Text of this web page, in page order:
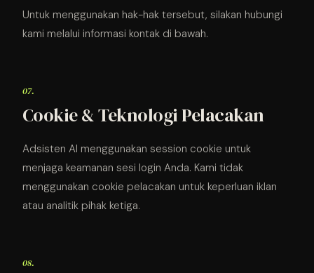
Untuk menggunakan hak-hak tersebut, silakan hubungi
kami melalui informasi kontak di bawah.
07.
Cookie & Teknologi Pelacakan
Adsisten AI menggunakan session cookie untuk
menjaga keamanan sesi login Anda. Kami tidak
menggunakan cookie pelacakan untuk keperluan iklan
atau analitik pihak ketiga.
08.